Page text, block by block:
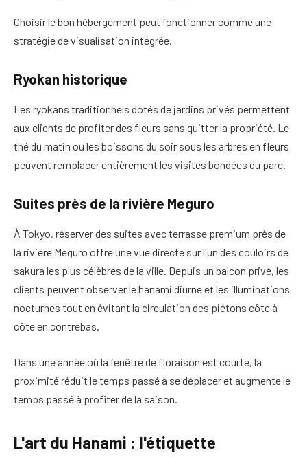
Choisir le bon hébergement peut fonctionner comme une
stratégie de visualisation intégrée.
Ryokan historique
Les ryokans traditionnels dotés de jardins privés permettent
aux clients de profiter des fleurs sans quitter la propriété. Le
thé du matin ou les boissons du soir sous les arbres en fleurs
peuvent remplacer entièrement les visites bondées du parc.
Suites près de la rivière Meguro
À Tokyo, réserver des suites avec terrasse premium près de
la rivière Meguro offre une vue directe sur l'un des couloirs de
sakura les plus célèbres de la ville. Depuis un balcon privé, les
clients peuvent observer le hanami diurne et les illuminations
nocturnes tout en évitant la circulation des piétons côte à
côte en contrebas.
Dans une année où la fenêtre de floraison est courte, la
proximité réduit le temps passé à se déplacer et augmente le
temps passé à profiter de la saison.
L'art du Hanami : l'étiquette